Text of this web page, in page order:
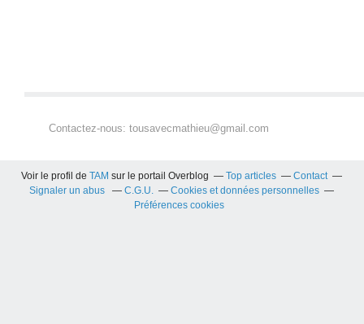
Contactez-nous: tousavecmathieu@gmail.com
Voir le profil deTAM sur le portail Overblog Top articles
Contact
Signaler un abus
C.G.U.
Cookies et données personnelles
Préférences cookies